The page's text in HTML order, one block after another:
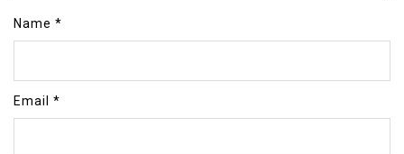
Name *
Email *